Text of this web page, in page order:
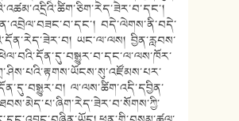
བདེ་ལེགས་ནི་བདེ་
ཡང་ལ་ལས། བྱིན་རླབས་
ལ་ལས་ཚིག་འདི་དབྱིན་